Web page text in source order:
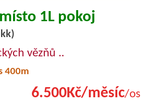
1L pokoj
vězňů ..
400m
6.500Kč/měsíc/